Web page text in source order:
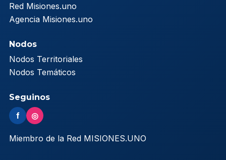
Red Misiones.uno
Agencia Misiones.uno
Nodos
Nodos Territoriales
Nodos Temáticos
Seguinos
f ◎
Miembro de la Red MISIONES.UNO